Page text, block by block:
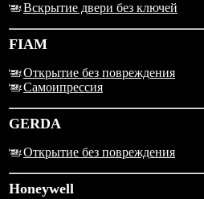
Вскрытие двери без ключей
FIAM
Открытие без повреждения
Самоипрессия
GERDA
Открытие без повреждения
Honeywell